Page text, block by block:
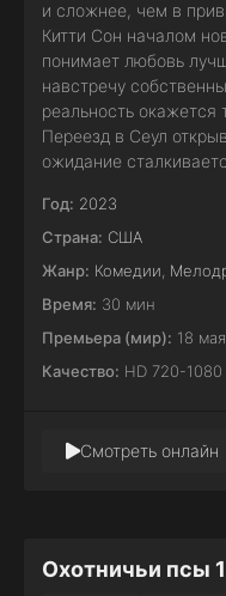
и сложнее, чем в
Китти Сон началом
понимает любовь
навстречу
реальность окажется
Переезд в Сеул
ожидание
Год: 2023
Страна: США
Жанр: Комедии
Время: 30 мин
Премьера (мир): 18
Качество: HD 720-1080
Смотреть онлайн
Охотничьи псы